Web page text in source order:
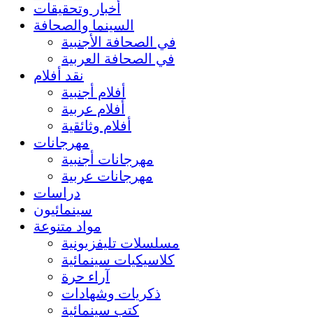
أخبار وتحقيقات
السينما والصحافة
في الصحافة الأجنبية
في الصحافة العربية
نقد أفلام
أفلام أجنبية
أفلام عربية
أفلام وثائقية
مهرجانات
مهرجانات أجنبية
مهرجانات عربية
دراسات
سينمائيون
مواد متنوعة
مسلسلات تليفزيونية
كلاسيكيات سينمائية
آراء حرة
ذكريات وشهادات
كتب سينمائية